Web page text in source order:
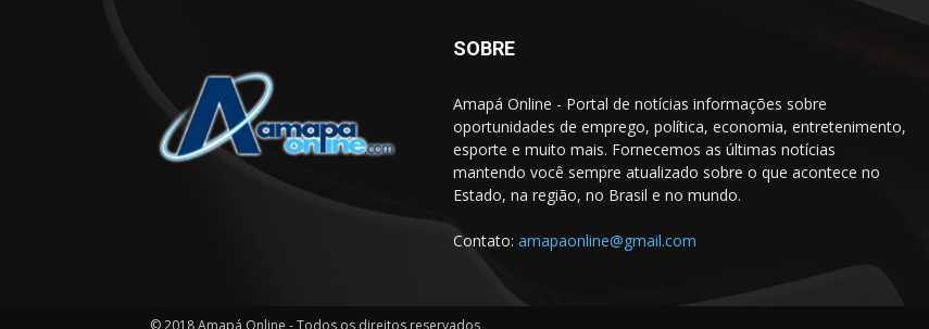
SOBRE
Amapá Online - Portal de notícias informações sobre
oportunidades de emprego, política, economia, entretenimento,
esporte e muito mais. Fornecemos as últimas notícias
mantendo você sempre atualizado sobre o que acontece no
Estado, na região, no Brasil e no mundo.
Contato: amapaonline@gmail.com
© 2018 Amapá Online - Todos os direitos reservados